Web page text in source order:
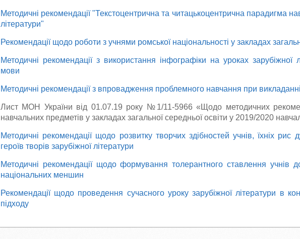
Методичні рекомендації "Текстоцентрична та читацькоцентрична парадигма
літератури"
Рекомендації щодо роботи з учнями ромської національності у закладах
Методичні рекомендації з використання інфографіки на уроках зарубіжної
мови
Методичні рекомендації з впровадження проблемного навчання при викладанні
Лист МОН України від 01.07.19 року №1/11-5966 «Щодо методичних
навчальних предметів у закладах загальної середньої освіти у 2019/2020
Методичні рекомендації щодо розвитку творчих здібностей учнів, їхніх рис
героїв творів зарубіжної літератури
Методичні рекомендації щодо формування толерантного ставлення учнів
національних меншин
Рекомендації щодо проведення сучасного уроку зарубіжної літератури в
підходу